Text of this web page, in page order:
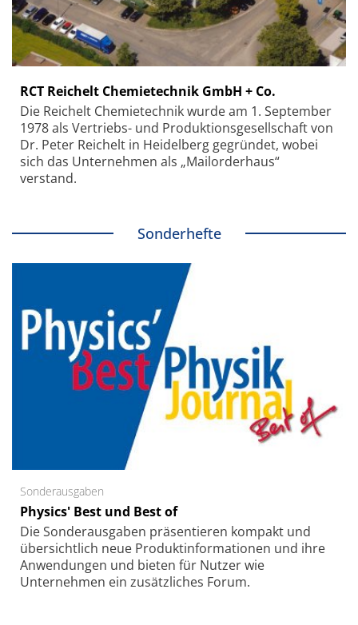
RCT Reichelt Chemietechnik GmbH + Co.
Die Reichelt Chemietechnik wurde am 1. September
1978 als Vertriebs- und Produktionsgesellschaft von
Dr. Peter Reichelt in Heidelberg gegründet, wobei
sich das Unternehmen als „Mailorderhaus“
verstand.
Sonderhefte
Sonderausgaben
Physics' Best und Best of
Die Sonder­ausgaben präsentieren kompakt und
übersichtlich neue Produkt­informationen und ihre
Anwendungen und bieten für Nutzer wie
Unternehmen ein zusätzliches Forum.